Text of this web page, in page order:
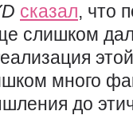
сказал, что
слишком
много
до